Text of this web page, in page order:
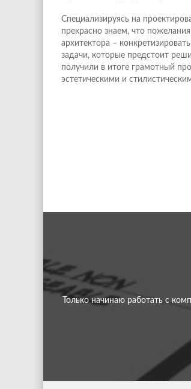
Специализируясь на
прекрасно знаем, что
архитектора –
задачи, которые предстоит
получили в итоге грамотный
эстетическими и
Нужно
Только начинаю работать с
Нужно